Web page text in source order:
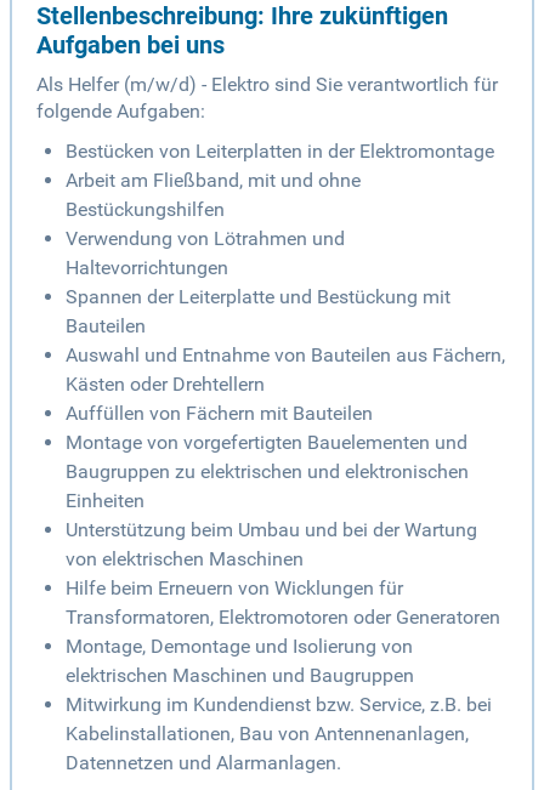
Stellenbeschreibung: Ihre zukünftigen
Aufgaben bei uns
Als Helfer (m/w/d) - Elektro sind Sie verantwortlich für
folgende Aufgaben:
Bestücken von Leiterplatten in der Elektromontage
Arbeit am Fließband, mit und ohne
Bestückungshilfen
Verwendung von Lötrahmen und
Haltevorrichtungen
Spannen der Leiterplatte und Bestückung mit
Bauteilen
Auswahl und Entnahme von Bauteilen aus Fächern,
Kästen oder Drehtellern
Auffüllen von Fächern mit Bauteilen
Montage von vorgefertigten Bauelementen und
Baugruppen zu elektrischen und elektronischen
Einheiten
Unterstützung beim Umbau und bei der Wartung
von elektrischen Maschinen
Hilfe beim Erneuern von Wicklungen für
Transformatoren, Elektromotoren oder Generatoren
Montage, Demontage und Isolierung von
elektrischen Maschinen und Baugruppen
Mitwirkung im Kundendienst bzw. Service, z.B. bei
Kabelinstallationen, Bau von Antennenanlagen,
Datennetzen und Alarmanlagen.